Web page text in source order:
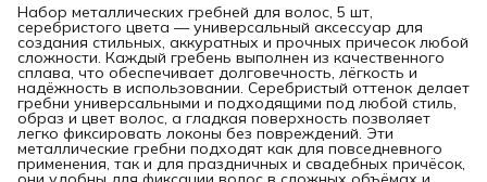
Набор металлических гребней для волос, 5 шт,
серебристого цвета — универсальный аксессуар для
создания стильных, аккуратных и прочных причесок любой
сложности. Каждый гребень выполнен из качественного
сплава, что обеспечивает долговечность, лёгкость и
надёжность в использовании. Серебристый оттенок делает
гребни универсальными и подходящими под любой стиль,
образ и цвет волос, а гладкая поверхность позволяет
легко фиксировать локоны без повреждений. Эти
металлические гребни подходят как для повседневного
применения, так и для праздничных и свадебных причёсок,